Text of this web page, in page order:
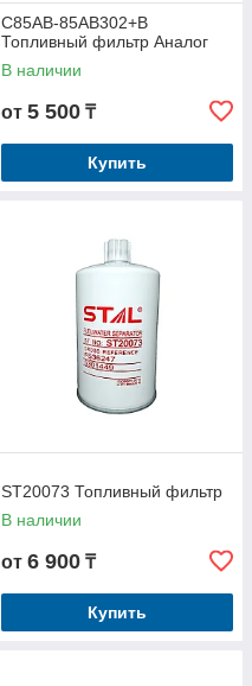
C85AB-85AB302+B
Топливный фильтр Аналог
В наличии
от 5 500 ₸
Купить
ST20073 Топливный фильтр
В наличии
от 6 900 ₸
Купить